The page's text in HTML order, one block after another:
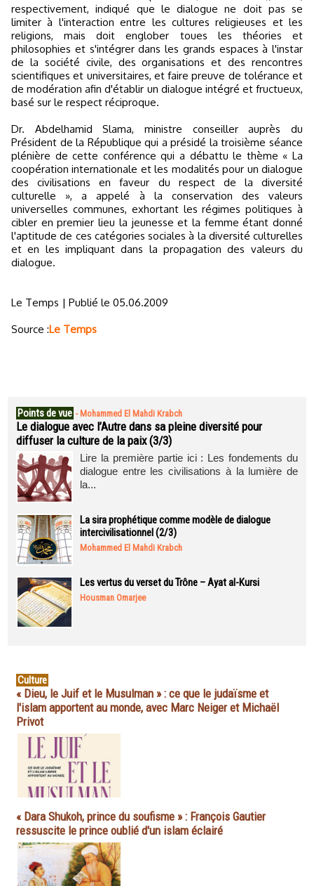
respectivement, indiqué que le dialogue ne doit pas se
limiter à l'interaction entre les cultures religieuses et les
religions, mais doit englober toues les théories et
philosophies et s'intégrer dans les grands espaces à l'instar
de la société civile, des organisations et des rencontres
scientifiques et universitaires, et faire preuve de tolérance et
de modération afin d'établir un dialogue intégré et fructueux,
basé sur le respect réciproque.
Dr. Abdelhamid Slama, ministre conseiller auprès du
Président de la République qui a présidé la troisième séance
plénière de cette conférence qui a débattu le thème « La
coopération internationale et les modalités pour un dialogue
des civilisations en faveur du respect de la diversité
culturelle », a appelé à la conservation des valeurs
universelles communes, exhortant les régimes politiques à
cibler en premier lieu la jeunesse et la femme étant donné
l'aptitude de ces catégories sociales à la diversité culturelles
et en les impliquant dans la propagation des valeurs du
dialogue.
Le Temps | Publié le 05.06.2009
Source :Le Temps
Points de vue - Mohammed El Mahdi Krabch
Le dialogue avec l’Autre dans sa pleine diversité pour
diffuser la culture de la paix (3/3)
Lire la première partie ici : Les fondements du
dialogue entre les civilisations à la lumière de
la...
La sira prophétique comme modèle de dialogue
intercivilisationnel (2/3)
Mohammed El Mahdi Krabch
Les vertus du verset du Trône – Ayat al-Kursi
Housman Omarjee
Culture
« Dieu, le Juif et le Musulman » : ce que le judaïsme et
l'islam apportent au monde, avec Marc Neiger et Michaël
Privot
« Dara Shukoh, prince du soufisme » : François Gautier
ressuscite le prince oublié d'un islam éclairé